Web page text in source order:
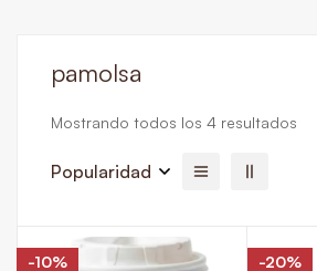
pamolsa
Mostrando todos los 4 resultados
Popularidad
-10% -20%